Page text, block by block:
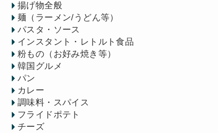
揚げ物全般
麺（ラーメン/うどん等）
パスタ・ソース
インスタント・レトルト食品
粉もの（お好み焼き等）
韓国グルメ
パン
カレー
調味料・スパイス
フライドポテト
チーズ